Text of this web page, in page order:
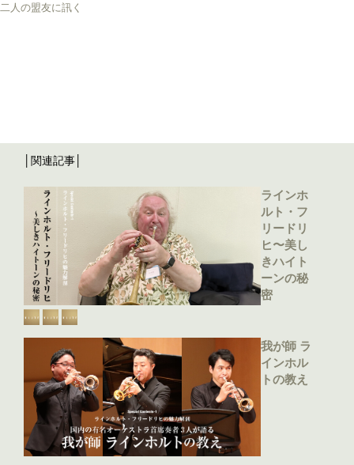
二人の盟友に訊く
│関連記事│
ラインホ
ルト・フ
リードリ
ヒ〜美し
きハイト
ーンの秘
密
我が師 ラ
インホル
トの教え